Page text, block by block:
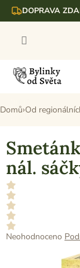
Přejít DOPRAVA
Domů Od
nál.
Průměrné
Neohodnoceno